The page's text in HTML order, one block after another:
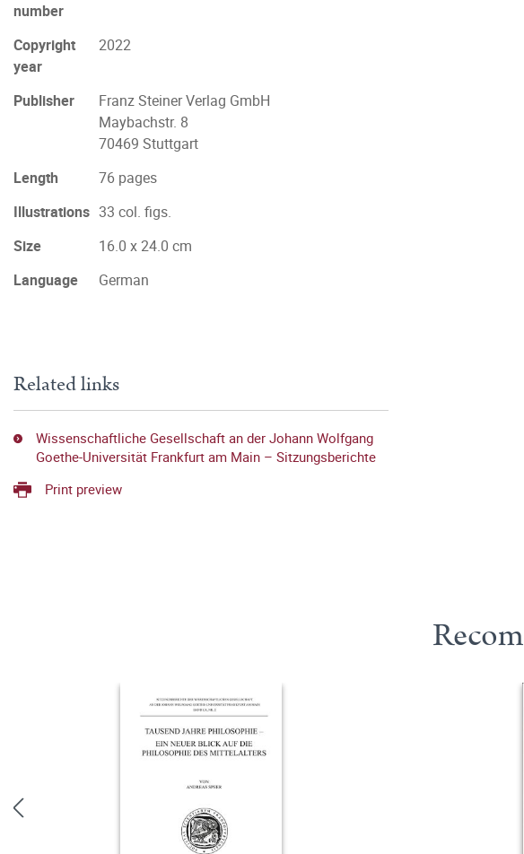
number
Copyright
year
2022
Publisher
Franz Steiner Verlag GmbH
Maybachstr. 8
70469 Stuttgart
Length
76 pages
Illustrations 33 col. figs.
Size
16.0 x 24.0 cm
Language
German
Related links
Wissenschaftliche Gesellschaft an der Johann Wolfgang
Goethe-Universität Frankfurt am Main – Sitzungsberichte
Print preview